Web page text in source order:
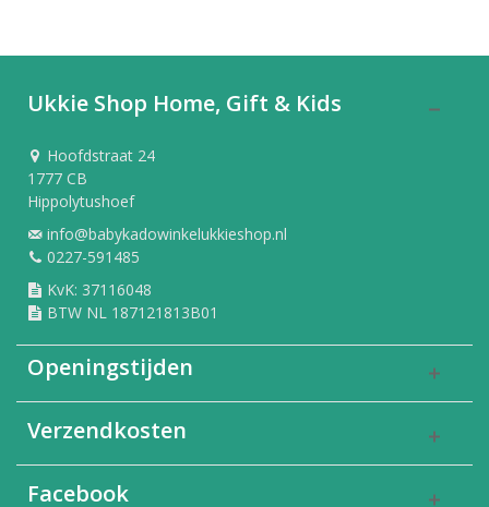
Ukkie Shop Home, Gift & Kids
Hoofdstraat 24
1777 CB
Hippolytushoef
info@babykadowinkelukkieshop.nl
0227-591485
KvK: 37116048
BTW NL 187121813B01
Openingstijden
Verzendkosten
Facebook